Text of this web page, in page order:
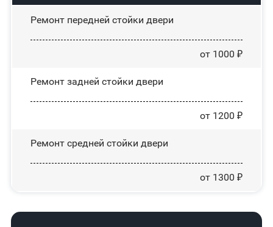
Ремонт передней стойки двери
от 1000 ₽
Ремонт задней стойки двери
от 1200 ₽
Ремонт средней стойки двери
от 1300 ₽